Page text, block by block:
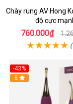
Chày rung AV Hong
độ cực
760.000₫
-43%
Hot
5